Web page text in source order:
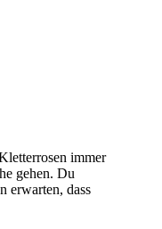
immer
gehen. Du
erwarten, dass